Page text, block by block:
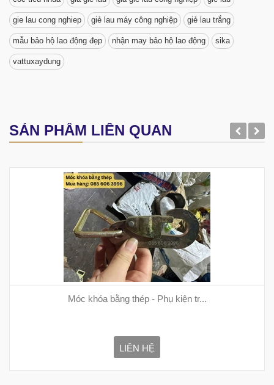
gie lau cong nghiep giẻ lau máy công nghiệp giẻ lau trắng
mẫu bảo hộ lao động đẹp nhận may bảo hộ lao động sika
vattuxaydung
SẢN PHẨM LIÊN QUAN
Móc khóa bằng thép - Phụ kiện tr...
LIÊN HỆ